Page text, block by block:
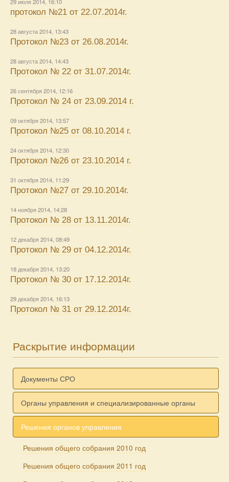
29 июля 2014, 16:10
протокол №21 от 22.07.2014г.
28 августа 2014, 13:43
Протокол №23 от 26.08.2014г.
28 августа 2014, 14:43
Протокол № 22 от 31.07.2014г.
26 сентября 2014, 12:16
Протокол № 24 от 23.09.2014 г.
09 октября 2014, 13:57
Протокол №25 от 08.10.2014 г.
24 октября 2014, 12:30
Протокол №26 от 23.10.2014 г.
31 октября 2014, 11:29
Протокол №27 от 29.10.2014г.
14 ноября 2014, 14:28
Протокол № 28 от 13.11.2014г.
12 декабря 2014, 08:49
Протокол № 29 от 04.12.2014г.
18 декабря 2014, 13:20
Протокол № 30 от 17.12.2014г.
29 декабря 2014, 16:13
Протокол № 31 от 29.12.2014г.
Раскрытие информации
Документы СРО
Органы управления и специализированные органы
Решения органов управления
Решения общего собрания 2010 год
Решения общего собрания 2011 год